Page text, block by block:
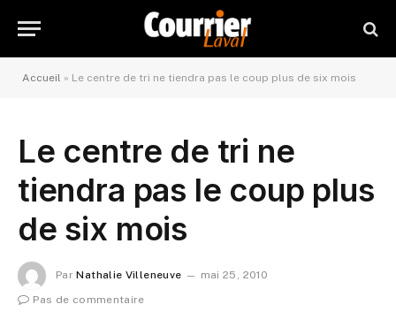
Accueil » Le centre de tri ne tiendra pas le coup plus de six mois
Le centre de tri ne
tiendra pas le coup plus
de six mois
Par Nathalie Villeneuve
mai 25, 2010
Pas de commentaire